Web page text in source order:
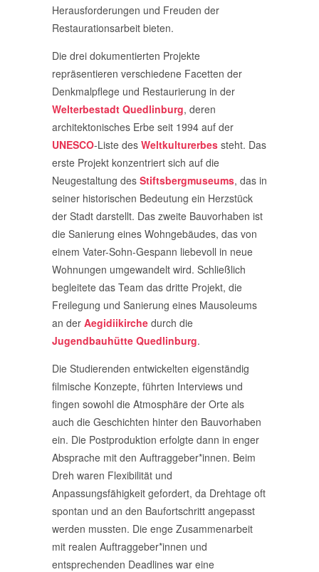
Herausforderungen und Freuden der
Restaurationsarbeit bieten.
Die drei dokumentierten Projekte
repräsentieren verschiedene Facetten der
Denkmalpflege und Restaurierung in der
Welterbestadt Quedlinburg, deren
architektonisches Erbe seit 1994 auf der
UNESCO-Liste des Weltkulturerbes steht. Das
erste Projekt konzentriert sich auf die
Neugestaltung des Stiftsbergmuseums, das in
seiner historischen Bedeutung ein Herzstück
der Stadt darstellt. Das zweite Bauvorhaben ist
die Sanierung eines Wohngebäudes, das von
einem Vater-Sohn-Gespann liebevoll in neue
Wohnungen umgewandelt wird. Schließlich
begleitete das Team das dritte Projekt, die
Freilegung und Sanierung eines Mausoleums
an der Aegidiikirche durch die
Jugendbauhütte Quedlinburg.
Die Studierenden entwickelten eigenständig
filmische Konzepte, führten Interviews und
fingen sowohl die Atmosphäre der Orte als
auch die Geschichten hinter den Bauvorhaben
ein. Die Postproduktion erfolgte dann in enger
Absprache mit den Auftraggeber*innen. Beim
Dreh waren Flexibilität und
Anpassungsfähigkeit gefordert, da Drehtage oft
spontan und an den Baufortschritt angepasst
werden mussten. Die enge Zusammenarbeit
mit realen Auftraggeber*innen und
entsprechenden Deadlines war eine